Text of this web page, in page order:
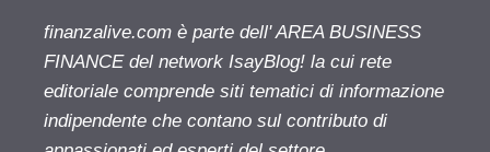
finanzalive.com è parte dell' AREA BUSINESS
FINANCE del network IsayBlog! la cui rete
editoriale comprende siti tematici di informazione
indipendente che contano sul contributo di